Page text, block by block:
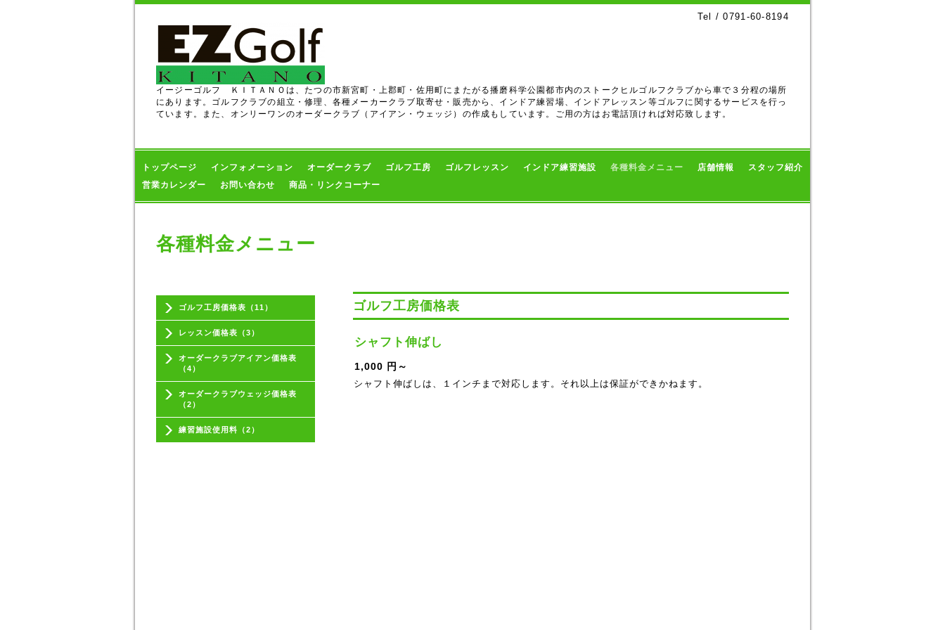
Tel / 0791-60-8194
イージーゴルフ ＫＩＴＡＮＯは、たつの市新宮町・上郡町・佐用町にまたがる播磨科学公園都市内のストークヒルゴルフクラブから車で３分程の場所
にあります。ゴルフクラブの組立・修理、各種メーカークラブ取寄せ・販売から、インドア練習場、インドアレッスン等ゴルフに関するサービスを行っ
ています。また、オンリーワンのオーダークラブ（アイアン・ウェッジ）の作成もしています。ご用の方はお電話頂ければ対応致します。
トップページ インフォメーション オーダークラブ ゴルフ工房 ゴルフレッスン インドア練習施設 各種料金メニュー 店舗情報
スタッフ紹介
営業カレンダー
お問い合わせ 商品・リンクコーナー
ゴルフ工房価格表（11）
レッスン価格表（3）
オーダークラブアイアン価格表
（4）
オーダークラブウェッジ価格表
（2）
練習施設使用料（2）
各種料金メニュー
ゴルフ工房価格表
シャフト伸ばし
1,000 円～
シャフト伸ばしは、１インチまで対応します。それ以上は保証ができかねます。